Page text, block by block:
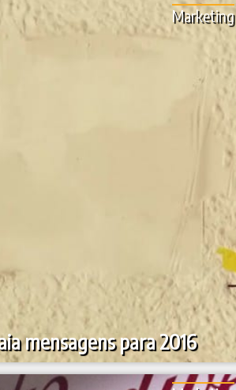
mensagens para 2016
Marketing